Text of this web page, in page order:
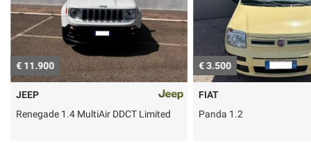
€ 11.900
JEEP
Renegade 1.4 MultiAir DDCT Limited
€ 3.500
FIAT
Panda 1.2